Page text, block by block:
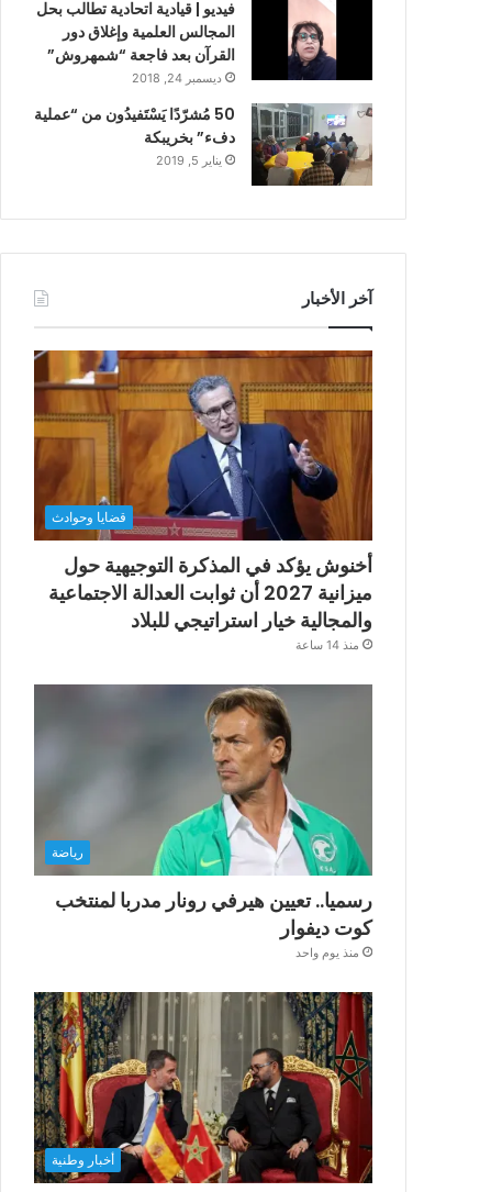
فيديو | قيادية اتحادية تطالب بحل
المجالس العلمية وإغلاق دور
القرآن بعد فاجعة “شمهروش”
ديسمبر 24, 2018
50 مُشرّدًا يَسْتَفيدُون من “عملية
دفء” بخريبكة
يناير 5, 2019
آخر الأخبار
قضايا وحوادث
أخنوش يؤكد في المذكرة التوجيهية حول
ميزانية 2027 أن ثوابت العدالة الاجتماعية
والمجالية خيار استراتيجي للبلاد
منذ 14 ساعة
رياضة
رسميا.. تعيين هيرفي رونار مدربا لمنتخب
كوت ديفوار
منذ يوم واحد
أخبار وطنية